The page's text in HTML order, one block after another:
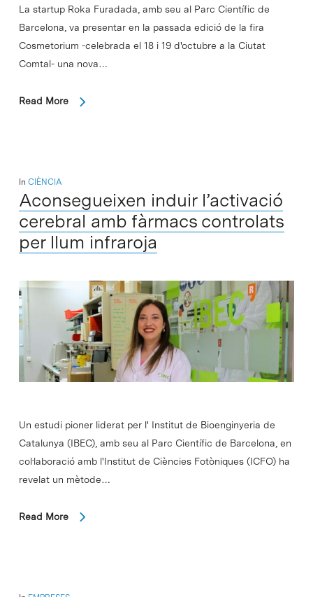
La startup Roka Furadada, amb seu al Parc Científic de
Barcelona, va presentar en la passada edició de la fira
Cosmetorium -celebrada el 18 i 19 d'octubre a la Ciutat
Comtal- una nova…
Read More
In CIÈNCIA
Aconsegueixen induir l’activació
cerebral amb fàrmacs controlats
per llum infraroja
Un estudi pioner liderat per l' Institut de Bioenginyeria de
Catalunya (IBEC), amb seu al Parc Científic de Barcelona, en
col·laboració amb l'Institut de Ciències Fotòniques (ICFO) ha
revelat un mètode…
Read More